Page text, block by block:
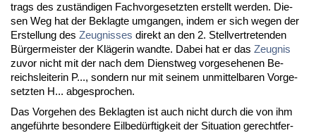
trags des zuständi­gen Fach­vor­ge­setz­ten er­stellt wer­den. Die­
sen Weg hat der Be­klag­te um­gan­gen, in­dem er sich we­gen der
Er­stel­lung des Zeug­nis­ses di­rekt an den 2. Stell­ver­tre­ten­den
Bürger­meis­ter der Kläge­rin wand­te. Da­bei hat er das Zeug­nis
zu­vor nicht mit der nach dem Dienst­weg vor­ge­se­he­nen Be­
reichs­lei­te­rin P..., son­dern nur mit sei­nem un­mit­tel­ba­ren Vor­ge­
setz­ten H... ab­ge­spro­chen.
Das Vor­ge­hen des Be­klag­ten ist auch nicht durch die von ihm
an­geführ­te be­son­de­re Eil­bedürf­tig­keit der Si­tua­ti­on ge­recht­fer­